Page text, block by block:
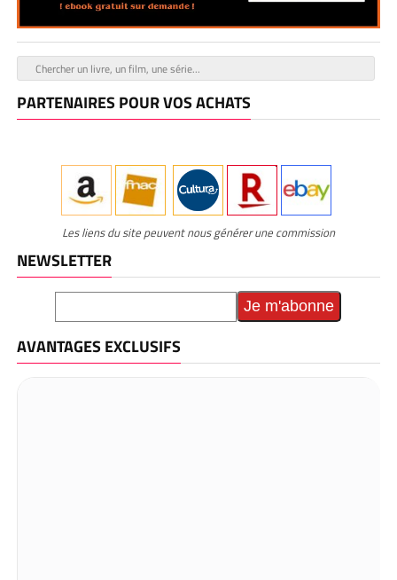
PARTENAIRES POUR VOS ACHATS
Les liens du site peuvent nous générer une commission
NEWSLETTER
AVANTAGES EXCLUSIFS